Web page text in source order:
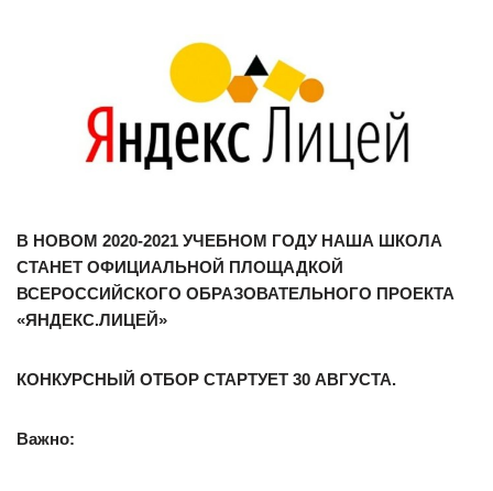
В НОВОМ 2020-2021 УЧЕБНОМ ГОДУ НАША ШКОЛА
СТАНЕТ ОФИЦИАЛЬНОЙ ПЛОЩАДКОЙ
ВСЕРОССИЙСКОГО ОБРАЗОВАТЕЛЬНОГО ПРОЕКТА
«ЯНДЕКС.ЛИЦЕЙ»
КОНКУРСНЫЙ ОТБОР СТАРТУЕТ 30 АВГУСТА.
Важно: